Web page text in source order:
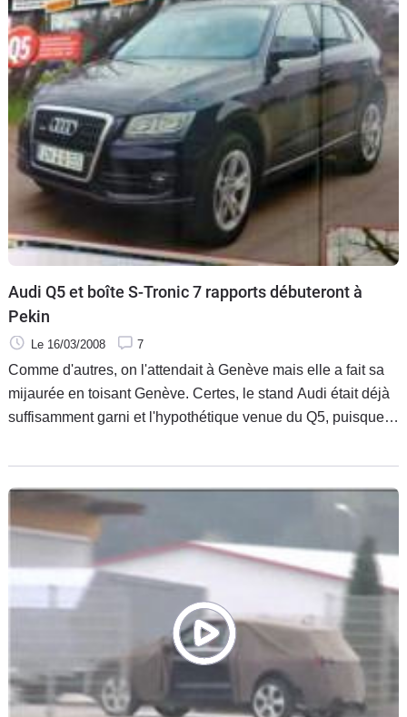
Audi Q5 et boîte S-Tronic 7 rapports débuteront à
Pekin
Le 16/03/2008 7
Comme d'autres, on l'attendait à Genève mais elle a fait sa
mijaurée en toisant Genève. Certes, le stand Audi était déjà
suffisamment garni et l'hypothétique venue du Q5, puisque